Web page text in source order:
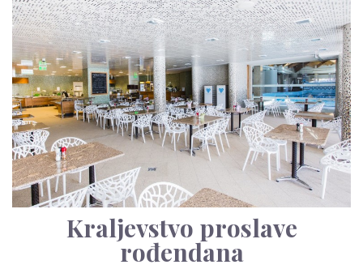
Kraljevstvo proslave
rođendana